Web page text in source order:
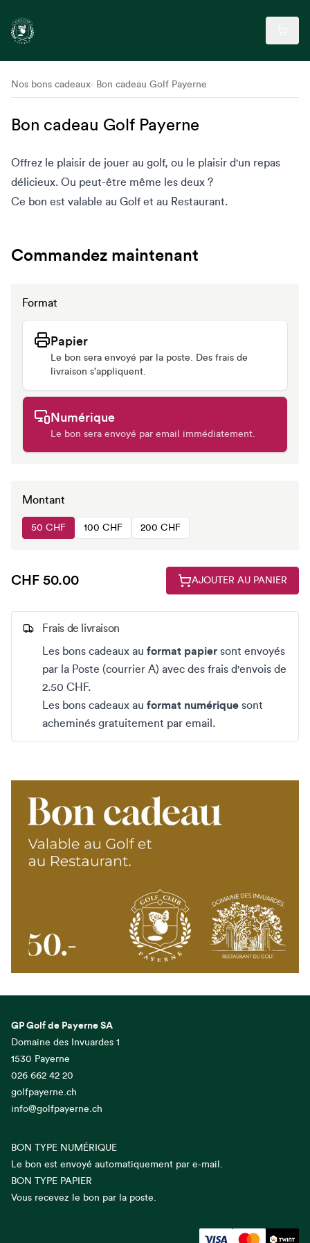
Nos bons cadeaux Bon cadeau Golf Payerne
Bon cadeau Golf Payerne
Offrez le plaisir de jouer au golf, ou le plaisir d'un repas
délicieux. Ou peut-être même les deux ?
Ce bon est valable au Golf et au Restaurant.
Commandez maintenant
Format
Papier
Le bon sera envoyé par la poste. Des frais de
livraison s'appliquent.
Numérique
Le bon sera envoyé par email immédiatement.
Montant
50 CHF 100 CHF 200 CHF
CHF 50.00 AJOUTER AU PANIER
Frais de livraison
Les bons cadeaux au format papier sont envoyés
par la Poste (courrier A) avec des frais d'envois de
2.50 CHF.
Les bons cadeaux au format numérique sont
acheminés gratuitement par email.
GP Golf de Payerne SA
Domaine des Invuardes 1
1530 Payerne
026 662 42 20
golfpayerne.ch
info@golfpayerne.ch
BON TYPE NUMÉRIQUE
Le bon est envoyé automatiquement par e-mail.
BON TYPE PAPIER
Vous recevez le bon par la poste.